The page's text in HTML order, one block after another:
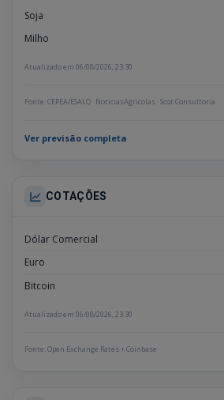
Soja
Milho
Atualizado em 06/08/2026, 23:30
Fonte: CEPEA/ESALQ · NoticiasAgricolas · Scot Consultoria
Ver previsão completa
COTAÇÕES
Dólar Comercial
Euro
Bitcoin
Atualizado em 06/08/2026, 23:30
Fonte: Open Exchange Rates + Coinbase